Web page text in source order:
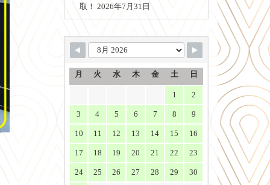
取！ 2026年7月31日
月 火 水 木 金 土 日
1 2
3 4 5 6 7 8 9
10 11 12 13 14 15 16
17 18 19 20 21 22 23
24 25 26 27 28 29 30